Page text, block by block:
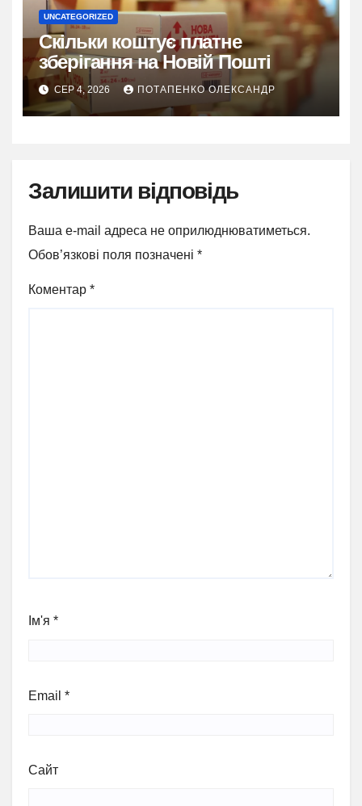
UNCATEGORIZED
Скільки коштує платне
зберігання на Новій Пошті
СЕР 4, 2026 ПОТАПЕНКО ОЛЕКСАНДР
Залишити відповідь
Ваша e-mail адреса не оприлюднюватиметься.
Обов’язкові поля позначені *
Коментар *
Ім'я *
Email *
Сайт